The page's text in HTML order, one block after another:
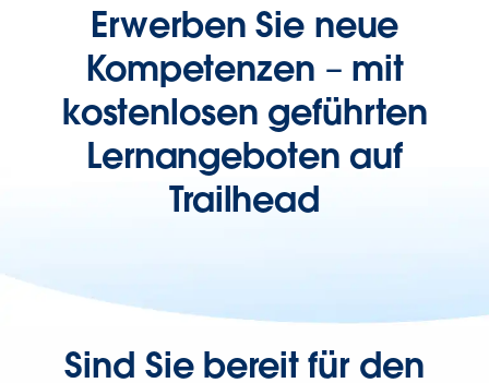
Erwerben Sie neue
Kompetenzen – mit
kostenlosen geführten
Lernangeboten auf
Trailhead
Sind Sie bereit für den